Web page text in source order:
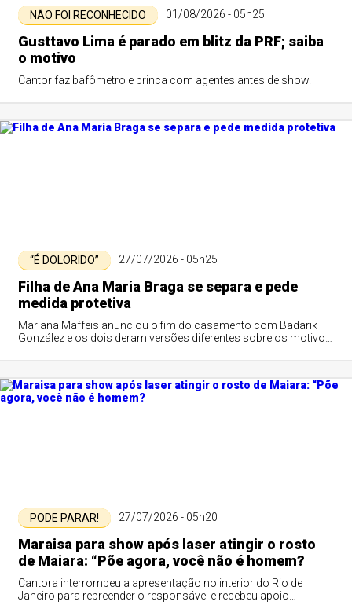
NÃO FOI RECONHECIDO 01/08/2026 - 05h25
Gusttavo Lima é parado em blitz da PRF; saiba
o motivo
Cantor faz bafômetro e brinca com agentes antes de show.
“É DOLORIDO” 27/07/2026 - 05h25
Filha de Ana Maria Braga se separa e pede
medida protetiva
Mariana Maffeis anunciou o fim do casamento com Badarik
González e os dois deram versões diferentes sobre os motivos
PODE PARAR! 27/07/2026 - 05h20
Maraisa para show após laser atingir o rosto
de Maiara: “Põe agora, você não é homem?
Cantora interrompeu a apresentação no interior do Rio de
Janeiro para repreender o responsável e recebeu apoio